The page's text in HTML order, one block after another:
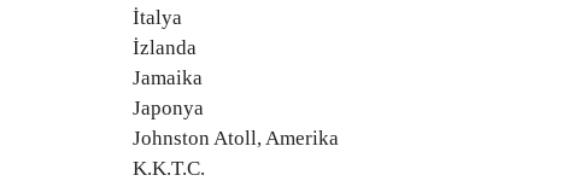
İtalya
İzlanda
Jamaika
Japonya
Johnston Atoll, Amerika
K.K.T.C.